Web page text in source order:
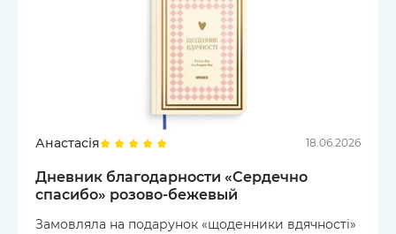
Анастасія 18.06.2026
Дневник благодарности «Сердечно
спасибо» розово-бежевый
Замовляла на подарунок «щоденники вдячності»